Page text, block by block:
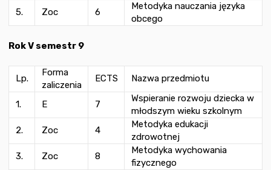
5.
Zoc 6
Metodyka nauczania języka
obcego
Rok V semestr 9
Lp.
Forma
zaliczenia
ECTS Nazwa przedmiotu
1. E 7
Wspieranie rozwoju dziecka w
młodszym wieku szkolnym
2.
Zoc 4
Metodyka edukacji
zdrowotnej
3.
Zoc 8
Metodyka wychowania
fizycznego